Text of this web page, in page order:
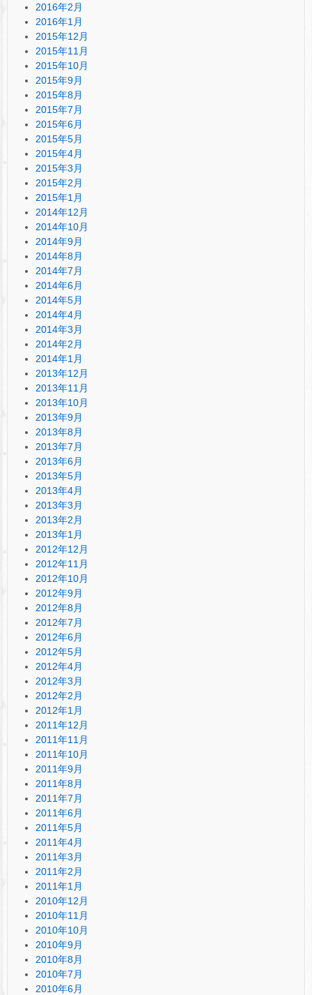
2016年2月
2016年1月
2015年12月
2015年11月
2015年10月
2015年9月
2015年8月
2015年7月
2015年6月
2015年5月
2015年4月
2015年3月
2015年2月
2015年1月
2014年12月
2014年10月
2014年9月
2014年8月
2014年7月
2014年6月
2014年5月
2014年4月
2014年3月
2014年2月
2014年1月
2013年12月
2013年11月
2013年10月
2013年9月
2013年8月
2013年7月
2013年6月
2013年5月
2013年4月
2013年3月
2013年2月
2013年1月
2012年12月
2012年11月
2012年10月
2012年9月
2012年8月
2012年7月
2012年6月
2012年5月
2012年4月
2012年3月
2012年2月
2012年1月
2011年12月
2011年11月
2011年10月
2011年9月
2011年8月
2011年7月
2011年6月
2011年5月
2011年4月
2011年3月
2011年2月
2011年1月
2010年12月
2010年11月
2010年10月
2010年9月
2010年8月
2010年7月
2010年6月